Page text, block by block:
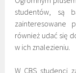
studentów, są
zainteresowane
również udać się
w ich znalezieniu.
W CBS studenci